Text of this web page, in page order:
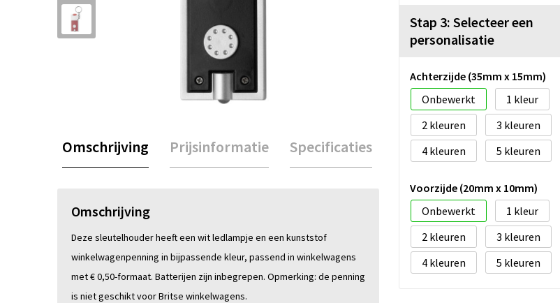
Omschrijving Prijsinformatie Specificaties
Omschrijving
Deze sleutelhouder heeft een wit ledlampje en een kunststof
winkelwagenpenning in bijpassende kleur, passend in winkelwagens
met € 0,50-formaat. Batterijen zijn inbegrepen. Opmerking: de penning
is niet geschikt voor Britse winkelwagens.
Stap 3: Selecteer een
personalisatie
Achterzijde (35mm x 15mm)
Onbewerkt
1
2
3
4
5
Voorzijde (20mm x 10mm)
Onbewerkt
1
2
3
4
5